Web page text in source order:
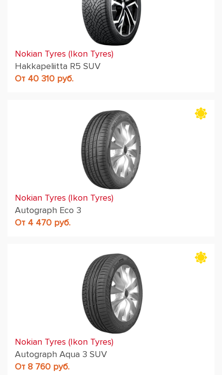
Nokian Tyres (Ikon Tyres)
Hakkapeliitta R5 SUV
От 40 310 руб.
Nokian Tyres (Ikon Tyres)
Autograph Eco 3
От 4 470 руб.
Nokian Tyres (Ikon Tyres)
Autograph Aqua 3 SUV
От 8 760 руб.